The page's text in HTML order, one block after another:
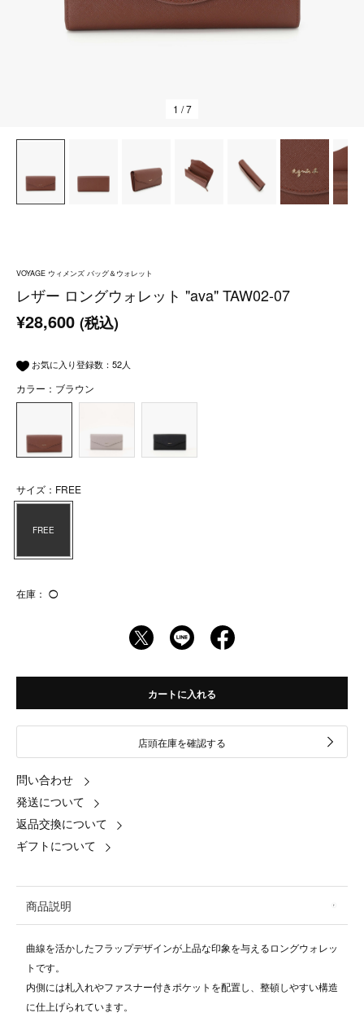
1 / 7
VOYAGE ウィメンズ バッグ＆ウォレット
レザー ロングウォレット "ava" TAW02-07
¥28,600 (税込)
お気に入り登録数： 52人
カラー：ブラウン
サイズ：FREE
FREE
在庫： ◯
カートに入れる
店頭在庫を確認する
問い合わせ
発送について
返品交換について
ギフトについて
商品説明
曲線を活かしたフラップデザインが上品な印象を与えるロングウォレッ
トです。
内側には札入れやファスナー付きポケットを配置し、整頓しやすい構造
に仕上げられています。